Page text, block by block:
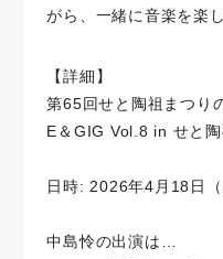
がら、一緒に音楽を楽
【詳細】
第65回せと陶祖まつり
E＆GIG Vol.8 in せと陶
日時: 2026年4月18日（
中島怜の出演は…